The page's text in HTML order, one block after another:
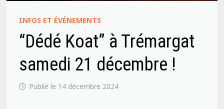
INFOS ET ÉVÉNEMENTS
“Dédé Koat” à Trémargat
samedi 21 décembre !
14 décembre 2024